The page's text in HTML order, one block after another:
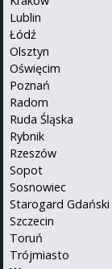
Lublin
Łódź
Olsztyn
Oświęcim
Poznań
Radom
Ruda Śląska
Rybnik
Rzeszów
Sopot
Sosnowiec
Starogard Gdański
Szczecin
Toruń
Trójmiasto